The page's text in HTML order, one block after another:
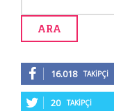
16.018 TAKIPÇI
20 TAKIPÇI